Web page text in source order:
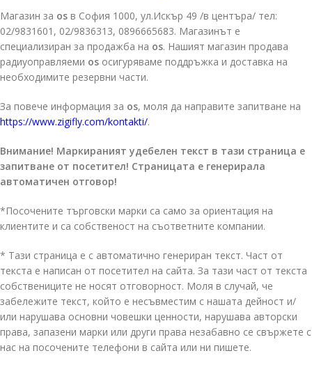
Магазин за os в София 1000, ул.Искър 49 /в центъра/ тел:
02/9831601, 02/9836313, 0896665683. Магазинът е
специализиран за продажба на os. Нашият магазин продава
радиуоправляеми os осигуряваме поддръжка и доставка на
необходимите резервни части.
За повече информация за os, моля да направите запитване на
https://www.zigifly.com/kontakti/.
Внимание! Маркираният удебелен текст в тази страница е
запитване от посетител! Страницата е генерирала
автоматичен отговор!
*Посочените търговски марки са само за ориентация на
клиентите и са собственост на съответните компании.
* Тази страница е с автоматично генериран текст. Част от
текста е написан от посетител на сайта. За тази част от текста
собствениците не носят отговорност. Моля в случай, че
забележите текст, който е несъвместим с нашата дейност и/
или нарушава основни човешки ценности, нарушава авторски
права, запазени марки или други права незабавно се свържете с
нас на посочените телефони в сайта или ни пишете.